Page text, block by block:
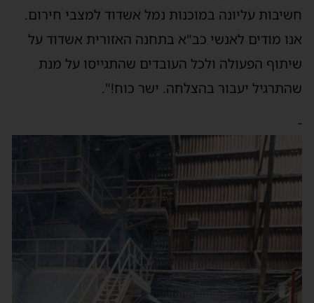
חשיבות עליונה במוכנות נמל אשדוד למצבי חירום.
אנו מודים לאנשי כב"א בתחנה האזורית אשדוד על
שיתוף הפעולה ולכל העובדים שהתגייסו על מנת
שהתרגיל יעבור בהצלחה. ישר כוח!".
-